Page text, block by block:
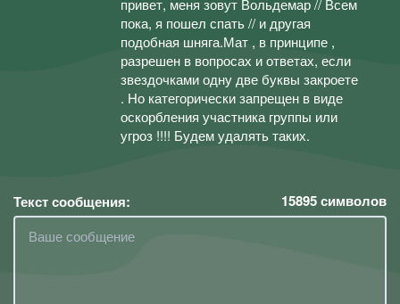
привет, меня зовут Вольдемар // Всем
пока, я пошел спать // и другая
подобная шняга.Мат , в принципе ,
разрешен в вопросах и ответах, если
звездочками одну две буквы закроете
. Но категорически запрещен в виде
оскорбления участника группы или
угроз !!!! Будем удалять таких.
Текст сообщения: 15895символов